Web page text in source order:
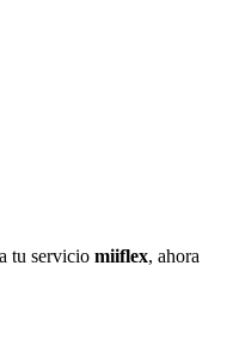
tu servicio miiflex, ahora